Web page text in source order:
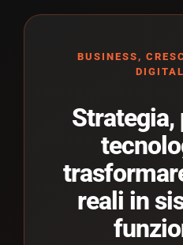
BUSINESS,
Strategia,
reali in